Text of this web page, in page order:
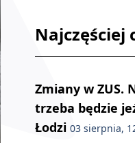
Najczęściej
Zmiany w ZUS.
trzeba będzie
Łodzi 03 sierpnia,